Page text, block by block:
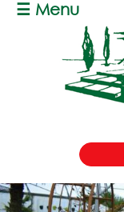
☰ Menu